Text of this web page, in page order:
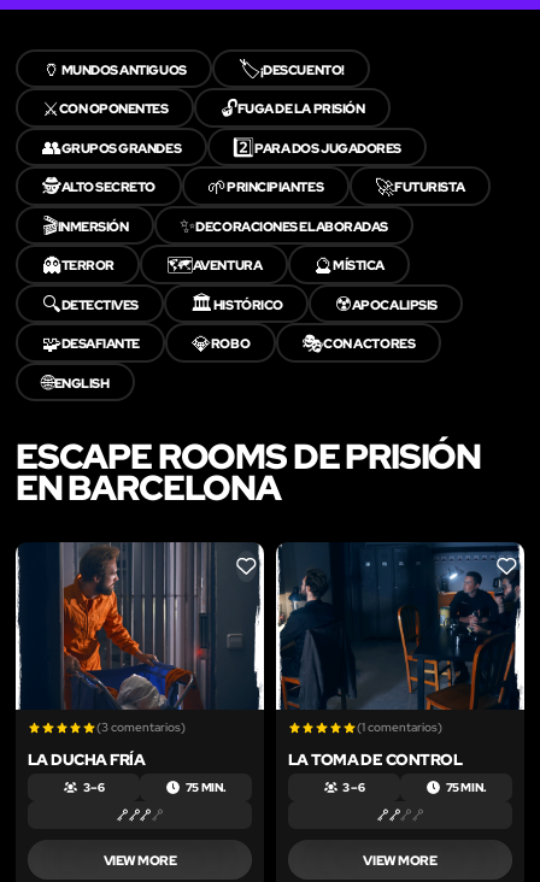
🏺 MUNDOS ANTIGUOS 🏷️¡DESCUENTO!
⚔️CON OPONENTES 🔓FUGA DE LA PRISIÓN
👥GRUPOS GRANDES 2️⃣PARA DOS JUGADORES
🕵️ALTO SECRETO 🌱PRINCIPIANTES 🚀FUTURISTA
🎬INMERSIÓN ✨DECORACIONES ELABORADAS
👻TERROR 🗺️AVENTURA 🔮MÍSTICA
🔍DETECTIVES 🏛️HISTÓRICO ☢️APOCALIPSIS
🧩DESAFIANTE 💎ROBO 🎭CON ACTORES
🌐ENGLISH
ESCAPE ROOMS DE PRISIÓN
EN BARCELONA
LIKE
(3 comentarios)
LA DUCHA FRÍA
3 – 6 75 MIN.
VIEW MORE
LIKE
(1 comentarios)
LA TOMA DE CONTROL
3 – 6 75 MIN.
VIEW MORE